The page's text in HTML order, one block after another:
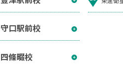
守口駅前校
四條畷校